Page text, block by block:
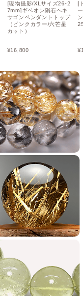
[現物撮影/XLサイズ26-2
7mm]ギベオン隕石ヘキ
サゴンペンダントトップ
（ピンクカラー/六芒星
カット）
¥16,800
[
¥